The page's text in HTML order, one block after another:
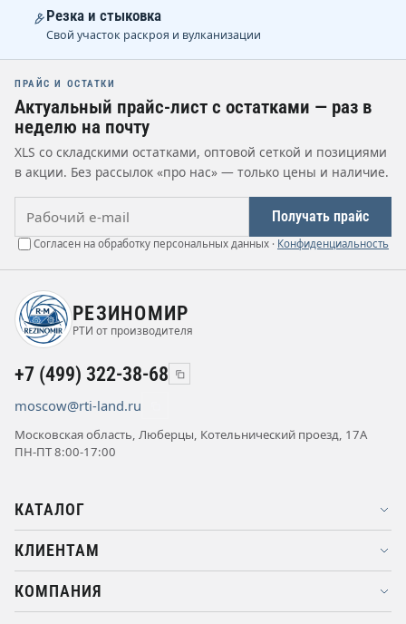
Резка и стыковка
Свой участок раскроя и вулканизации
ПРАЙС И ОСТАТКИ
Актуальный прайс-лист с остатками — раз в
неделю на почту
XLS со складскими остатками, оптовой сеткой и позициями
в акции. Без рассылок «про нас» — только цены и наличие.
Получать прайс
Согласен на обработку персональных данных · Конфиденциальность
РЕЗИНОМИР
РТИ от производителя
+7 (499) 322-38-68
moscow@rti-land.ru
Московская область, Люберцы, Котельнический проезд, 17А
ПН-ПТ 8:00-17:00
КАТАЛОГ
КЛИЕНТАМ
КОМПАНИЯ